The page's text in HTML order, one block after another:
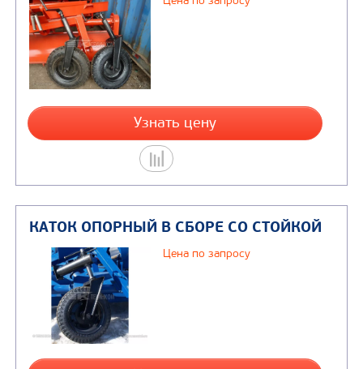
КАТОК УМДУ80/82